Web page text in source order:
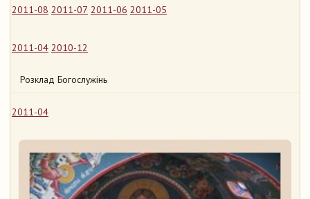
2011-08 2011-07 2011-06 2011-05
2011-04 2010-12
Розклад Богослужінь
2011-04